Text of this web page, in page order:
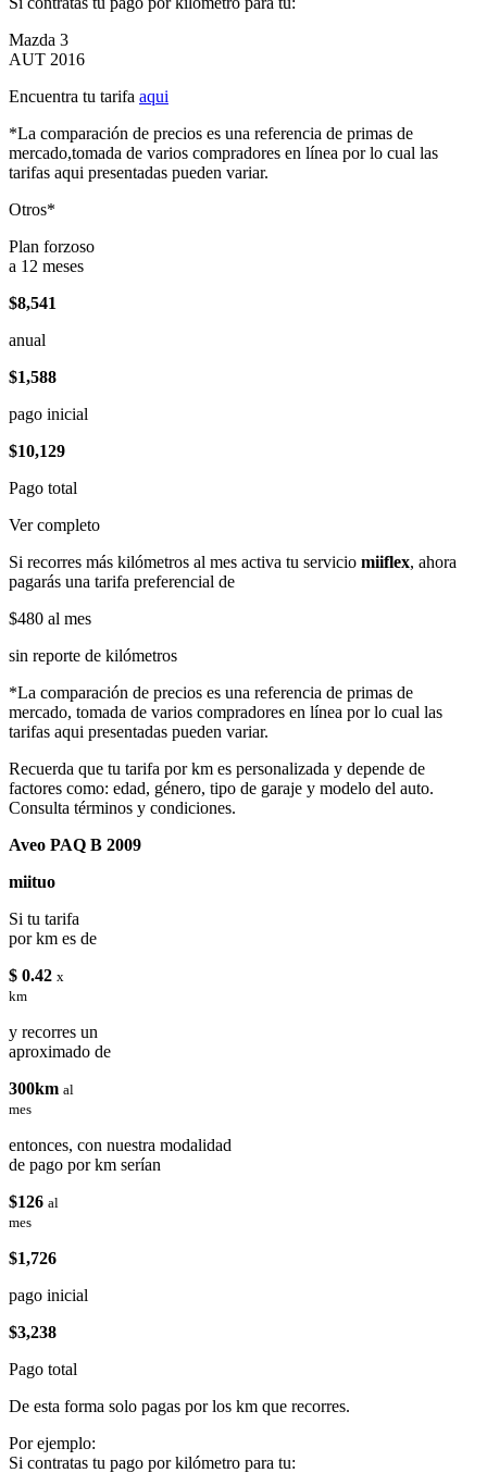
Mazda 3
AUT 2016
Encuentra tu tarifa aqui
*La comparación de precios es una referencia de primas de
mercado,tomada de varios compradores en línea por lo cual las
tarifas aqui presentadas pueden variar.
Otros*
Plan forzoso
a 12 meses
$8,541
anual
$1,588
pago inicial
$10,129
Pago total
Ver completo
Si recorres más kilómetros al mes activa tu servicio miiflex, ahora
pagarás una tarifa preferencial de
$480 al mes
sin reporte de kilómetros
*La comparación de precios es una referencia de primas de
mercado, tomada de varios compradores en línea por lo cual las
tarifas aqui presentadas pueden variar.
Recuerda que tu tarifa por km es personalizada y depende de
factores como: edad, género, tipo de garaje y modelo del auto.
Consulta términos y condiciones.
Aveo PAQ B 2009
miituo
Si tu tarifa
por km es de
$ 0.42 x
km
y recorres un
aproximado de
300km al
mes
entonces, con nuestra modalidad
de pago por km serían
$126 al
mes
$1,726
pago inicial
$3,238
Pago total
De esta forma solo pagas por los km que recorres.
Por ejemplo:
Si contratas tu pago por kilómetro para tu: